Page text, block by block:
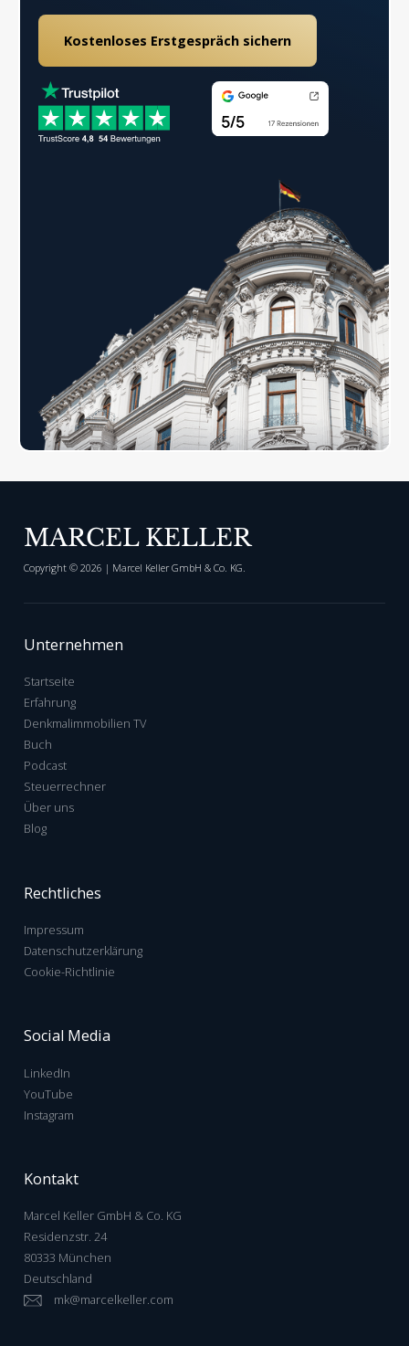
Kostenloses Erstgespräch sichern
MARCEL KELLER
Copyright © 2026 | Marcel Keller GmbH & Co. KG.
Unternehmen
Startseite
Erfahrung
Denkmalimmobilien TV
Buch
Podcast
Steuerrechner
Über uns
Blog
Rechtliches
Impressum
Datenschutzerklärung
Cookie-Richtlinie
Social Media
LinkedIn
YouTube
Instagram
Kontakt
Marcel Keller GmbH & Co. KG
Residenzstr. 24
80333 München
Deutschland
mk@marcelkeller.com